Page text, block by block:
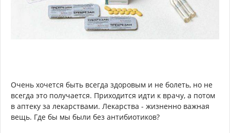
Очень хочется быть всегда здоровым и не болеть, но не
всегда это получается. Приходится идти к врачу, а потом
в аптеку за лекарствами. Лекарства - жизненно важная
вещь. Где бы мы были без антибиотиков?